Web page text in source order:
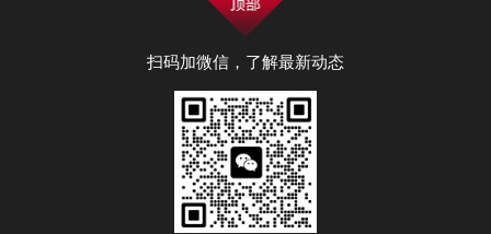
扫码加微信，了解最新动态